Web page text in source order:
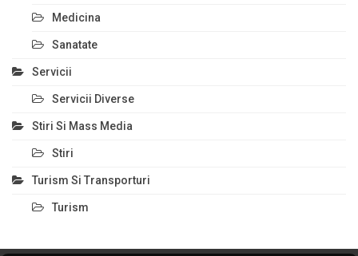
Medicina
Sanatate
Servicii
Servicii Diverse
Stiri Si Mass Media
Stiri
Turism Si Transporturi
Turism